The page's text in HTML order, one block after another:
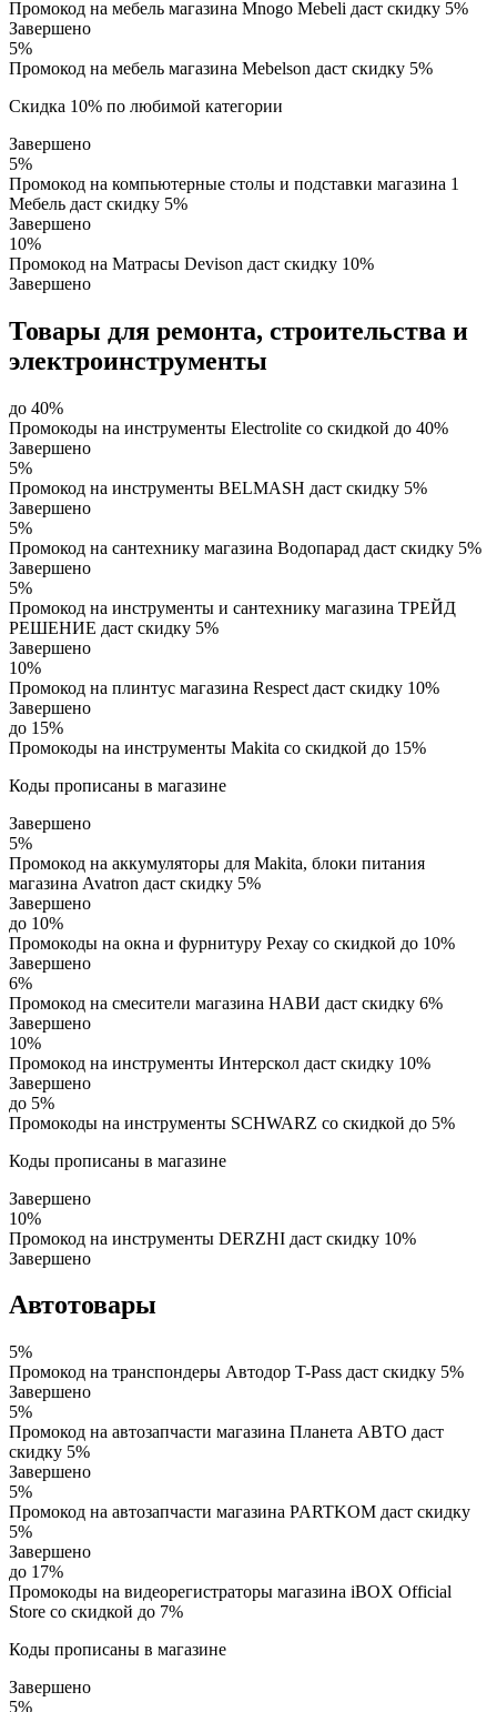
Промокод на мебель магазина Mnogo Mebeli даст скидку 5%
Завершено
5%
Промокод на мебель магазина Mebelson даст скидку 5%
Скидка 10% по любимой категории
Завершено
5%
Промокод на компьютерные столы и подставки магазина 1
Мебель даст скидку 5%
Завершено
10%
Промокод на Матрасы Devison даст скидку 10%
Завершено
Товары для ремонта, строительства и
электроинструменты
до 40%
Промокоды на инструменты Electrolite со скидкой до 40%
Завершено
5%
Промокод на инструменты BELMASH даст скидку 5%
Завершено
5%
Промокод на сантехнику магазина Водопарад даст скидку 5%
Завершено
5%
Промокод на инструменты и сантехнику магазина ТРЕЙД
РЕШЕНИЕ даст скидку 5%
Завершено
10%
Промокод на плинтус магазина Respect даст скидку 10%
Завершено
до 15%
Промокоды на инструменты Makita со скидкой до 15%
Коды прописаны в магазине
Завершено
5%
Промокод на аккумуляторы для Makita, блоки питания
магазина Avatron даст скидку 5%
Завершено
до 10%
Промокоды на окна и фурнитуру Рехау со скидкой до 10%
Завершено
6%
Промокод на смесители магазина НАВИ даст скидку 6%
Завершено
10%
Промокод на инструменты Интерскол даст скидку 10%
Завершено
до 5%
Промокоды на инструменты SCHWARZ со скидкой до 5%
Коды прописаны в магазине
Завершено
10%
Промокод на инструменты DERZHI даст скидку 10%
Завершено
Автотовары
5%
Промокод на транспондеры Автодор T-Pass даст скидку 5%
Завершено
5%
Промокод на автозапчасти магазина Планета АВТО даст
скидку 5%
Завершено
5%
Промокод на автозапчасти магазина PARTKOM даст скидку
5%
Завершено
до 17%
Промокоды на видеорегистраторы магазина iBOX Official
Store со скидкой до 7%
Коды прописаны в магазине
Завершено
5%